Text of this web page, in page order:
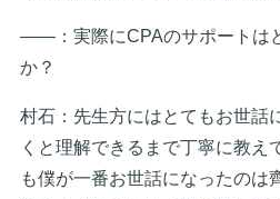
――：実際にCPAのサポートは
か？
村石：先生方にはとてもお世話
くと理解できるまで丁寧に教え
も僕が一番お世話になったのは